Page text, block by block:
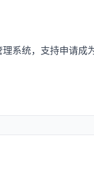
系统，支持申请成